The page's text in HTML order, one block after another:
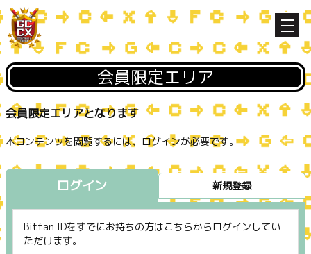
会員限定エリア
会員限定エリアとなります
本コンテンツを閲覧するには、ログインが必要です。
ログイン 新規登録
Bitfan IDをすでにお持ちの方はこちらからログインしてい
ただけます。